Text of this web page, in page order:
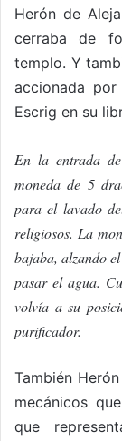
Herón de
cerraba de
templo. Y
accionada
Escrig en su
En la entrada
moneda de 5
para el lavado
religiosos. La
bajaba, alzando
pasar el agua.
volvía a su
purificador.
También
mecánicos
que